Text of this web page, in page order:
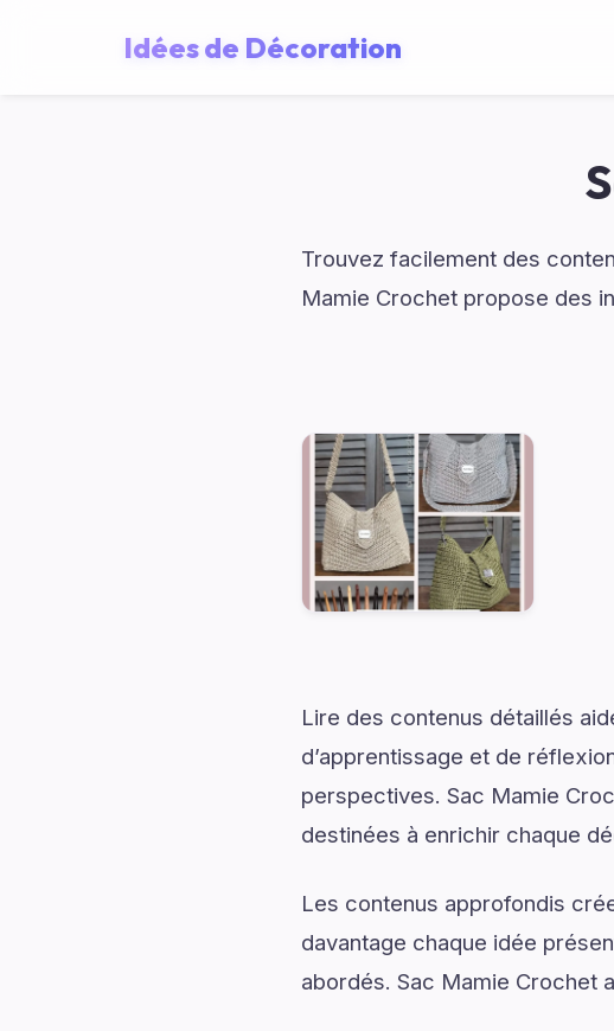
Idées de Décoration
Trouvez facilement des
Mamie Crochet propose des
Lire des contenus détaillés
d’apprentissage et de
perspectives. Sac Mamie
destinées à enrichir chaque
Les contenus approfondis
davantage chaque idée
abordés. Sac Mamie Crochet